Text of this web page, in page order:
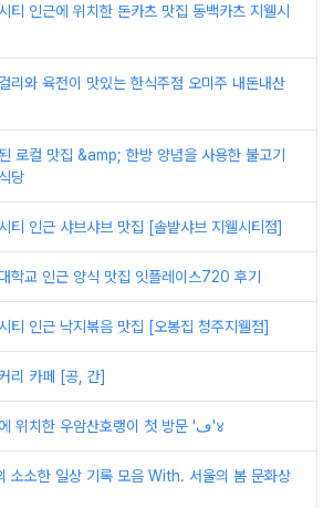
티 인근에 위치한 돈카츠 맛집 동백카츠 지웰시
리와 육전이 맛있는 한식주점 오미주 내돈내산
로컬 맛집 &amp; 한방 양념을 사용한 불고기
당
티 인근 샤브샤브 맛집 [솔밭샤브 지웰시티점]
학교 인근 양식 맛집 잇플레이스720 후기
티 인근 낙지볶음 맛집 [오봉집 청주지웰점]
리 카페 [공, 간]
청주 시내에 위치한 우암산호랭이 첫 방문 'ڡ'४
소소한 일상 기록 모음 With. 서울의 봄 문화상